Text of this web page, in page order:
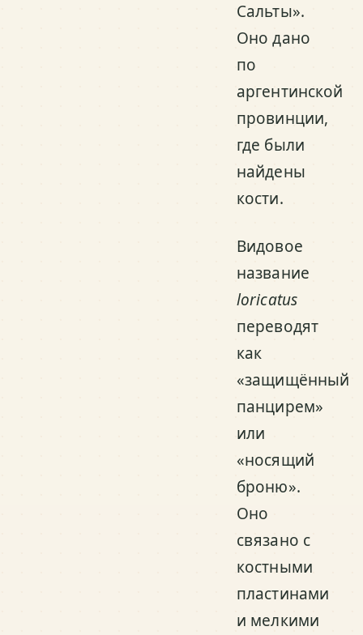
Сальты».
Оно дано
по
аргентинской
провинции,
где были
найдены
кости.
Видовое
название
loricatus
переводят
как
«защищённый
панцирем»
или
«носящий
броню».
Оно
связано с
костными
пластинами
и мелкими